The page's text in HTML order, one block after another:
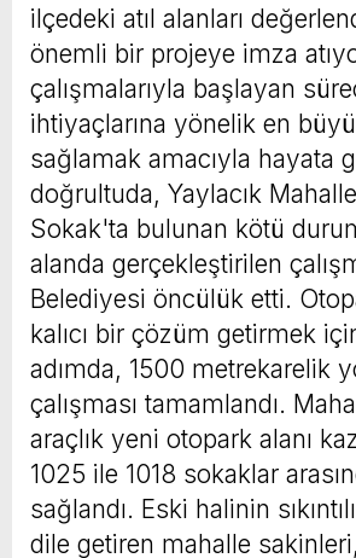
ilçedeki atıl alanları
önemli bir projeye imza
çalışmalarıyla başlayan
ihtiyaçlarına yönelik en
sağlamak amacıyla hayata
doğrultuda, Yaylacık
Sokak'ta bulunan kötü
alanda gerçekleştirilen
Belediyesi öncülük etti.
kalıcı bir çözüm getirmek
adımda, 1500 metrekarelik
çalışması tamamlandı.
araçlık yeni otopark alanı
1025 ile 1018 sokaklar
sağlandı. Eski halinin
dile getiren mahalle